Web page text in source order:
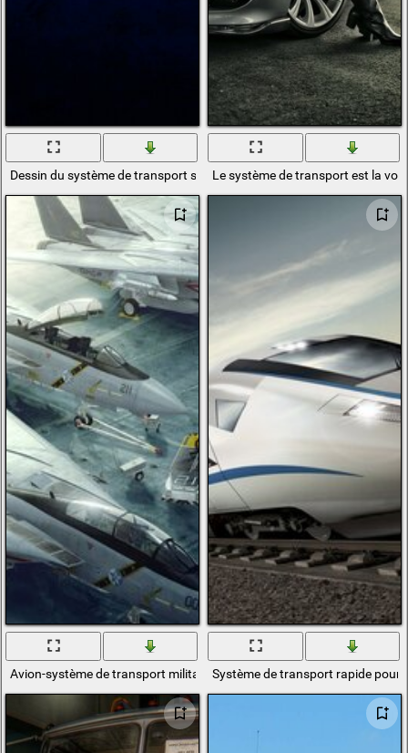
Dessin du système de transport sur le murLe système de transport est la
Avion-système de transport militaireSystème de transport rapide pour